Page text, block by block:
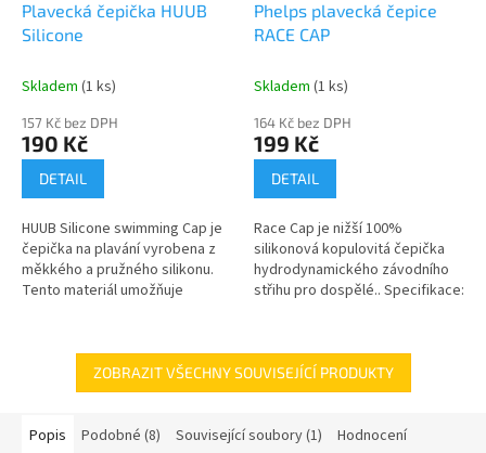
Plavecká čepička HUUB
Silicone
Skladem (1 ks)
157 Kč bez DPH
190 Kč
DETAIL
HUUB Silicone swimming Cap je
čepička na plavání vyrobena z
měkkého a pružného silikonu.
Tento materiál umožňuje
ochranu...
Phelps plavecká čepice
RACE CAP
Skladem (1 ks)
164 Kč bez DPH
199 Kč
DETAIL
Race Cap je nižší 100%
silikonová kopulovitá čepička
hydrodynamického závodního
střihu pro dospělé.. Specifikace:
ZOBRAZIT VŠECHNY SOUVISEJÍCÍ PRODUKTY
Popis Podobné (8) Související soubory (1) Hodnocení